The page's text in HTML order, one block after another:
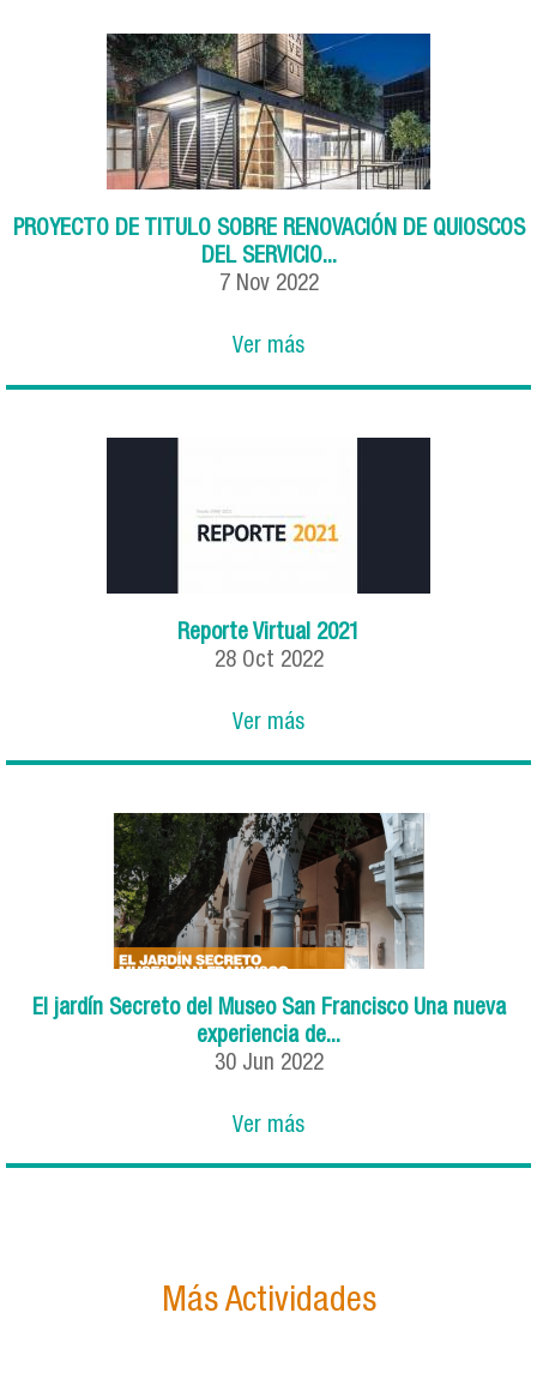
PROYECTO DE TITULO SOBRE RENOVACIÓN DE QUIOSCOS
DEL SERVICIO...
7 Nov 2022
Ver más
Reporte Virtual 2021
28 Oct 2022
Ver más
El jardín Secreto del Museo San Francisco Una nueva
experiencia de...
30 Jun 2022
Ver más
Más Actividades